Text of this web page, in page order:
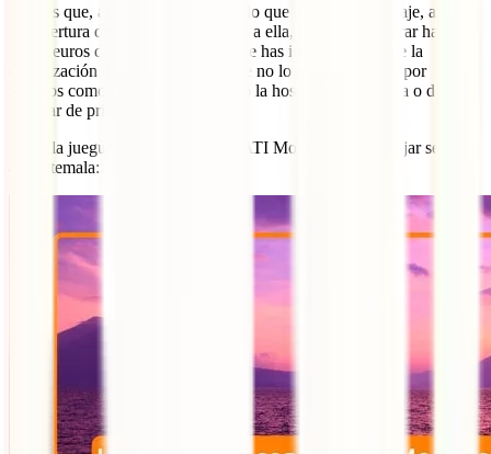
Pero es que, además, si tienes miedo que algo chafe tu viaje, añade
la cobertura de
. Gracias a ella, podrías recuperar hasta
3.500 euros de los gastos en los que has incurrido durante la
organización del viaje si finalmente no lo puedes realizar por
motivos como un despido laboral o la hospitalización tuya o de un
familiar de primer grado.
No te la juegues y contrata ya tu IATI Mochilero para viajar seguro
a Guatemala: